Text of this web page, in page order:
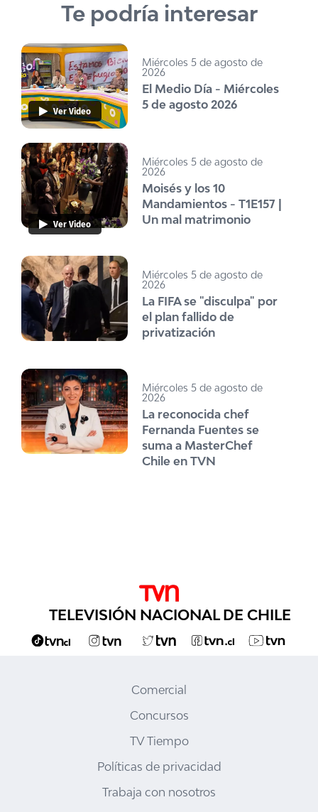
Te podría interesar
Ver Video
Miércoles 5 de agosto de
2026
El Medio Día - Miércoles
5 de agosto 2026
Ver Video
Miércoles 5 de agosto de
2026
Moisés y los 10
Mandamientos - T1E157 |
Un mal matrimonio
Miércoles 5 de agosto de
2026
La FIFA se "disculpa" por
el plan fallido de
privatización
Miércoles 5 de agosto de
2026
La reconocida chef
Fernanda Fuentes se
suma a MasterChef
Chile en TVN
TELEVISIÓN NACIONAL DE CHILE
Comercial
Concursos
TV Tiempo
Políticas de privacidad
Trabaja con nosotros